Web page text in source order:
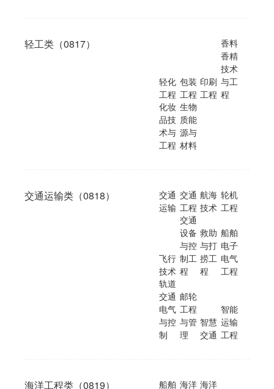
轻工类（0817）
轻化
工程
包装
工程
印刷
工程
香料
香精
技术
与工
程
化妆
品技
术与
工程
生物
质能
源与
材料
交通运输类（0818）
交通
运输
交通
工程
航海
技术
轮机
工程
飞行
技术
交通
设备
与控
制工
程
救助
与打
捞工
程
船舶
电子
电气
工程
轨道
交通
电气
与控
制
邮轮
工程
与管
理
智慧
交通
智能
运输
工程
海洋工程类（0819） 船舶 海洋 海洋